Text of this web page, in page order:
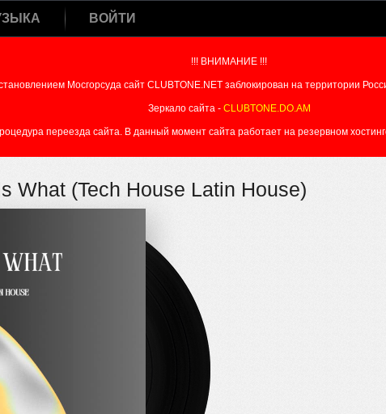
ВОЙТИ
!!! ВНИМАНИЕ !!!
Мосгорсуда сайт CLUBTONE.NET заблокирован на территории
Зеркало сайта - CLUBTONE.DO.AM
переезда сайта. В данный момент сайта работает на резервном
What (Tech House Latin House)